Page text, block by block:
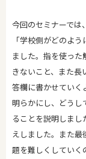
今回のセミナーでは
「学校側がどのよ
ました。指を使っ
きないこと、また
答欄に書かせていく
明らかにし、どうし
ることを説明しま
えしました。また
題を難しくしていく